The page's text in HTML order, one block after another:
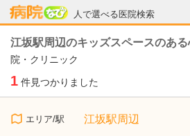
人で選べる医院検索
病院なび
江坂駅周辺のキッズスペースのあ
院・クリニック
1 件見つかりました
エリア/駅 江坂駅周辺